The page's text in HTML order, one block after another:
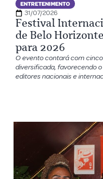
ENTRETENIMENTO
31/07/2026
Festival
de Belo
para 2026
O evento contará com
diversificada, favorecendo
editores nacionais e